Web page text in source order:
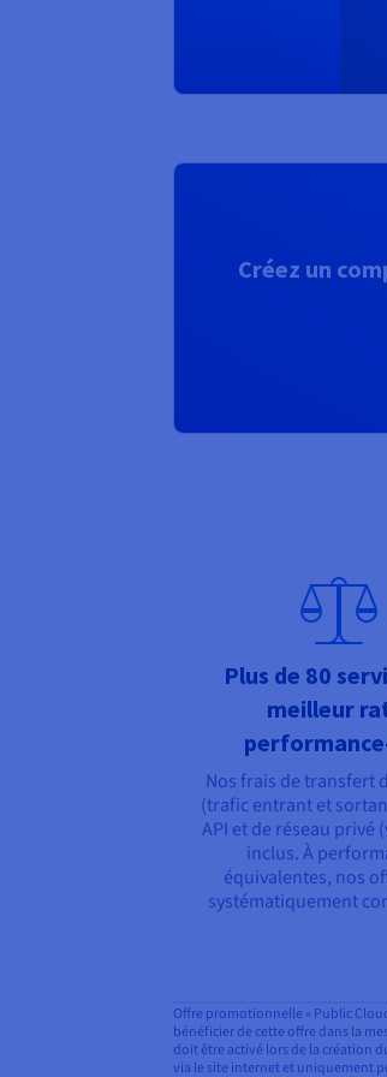
Créez un
Plus de 80
meilleur
Nos frais de transfert
(trafic entrant et
API et de réseau privé
inclus. À
équivalentes, nos
systématiquement
Offre promotionnelle « Public
bénéficier de cette offre dans la
doit être activé lors de la création
via le site internet et uniquement